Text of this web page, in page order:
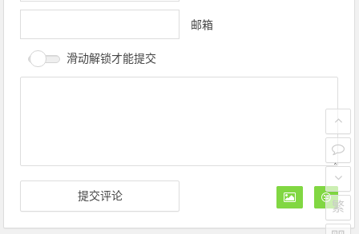
邮箱
滑动解锁才能提交
繁